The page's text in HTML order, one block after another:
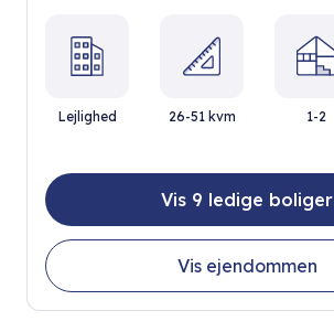
Lejlighed 26-51 kvm 1-2
Vis 9 ledige boliger
Vis ejendommen